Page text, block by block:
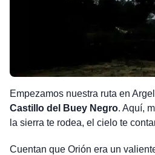
Empezamos nuestra ruta en
Castillo del Buey Negro. Aquí,
la sierra te rodea, el cielo te
Cuentan que Orión era un